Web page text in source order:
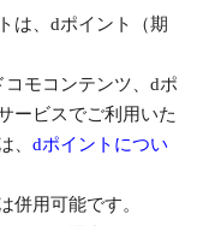
は、dポイント（期
モコンテンツ、dポ
ービスでご利用いた
、dポイントについ
併用可能です。